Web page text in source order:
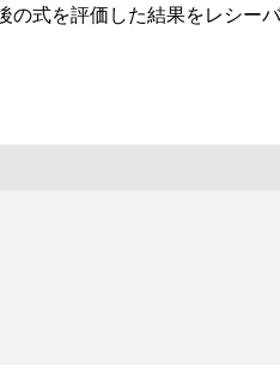
式を評価した結果をレシ